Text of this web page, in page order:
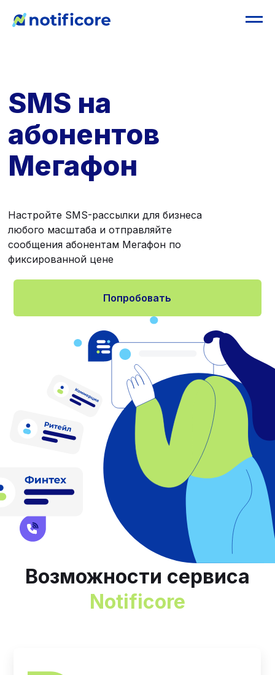
SMS на
абонентов
Мегафон
Настройте SMS-рассылки для бизнеса
любого масштаба и отправляйте
сообщения абонентам Мегафон по
фиксированной цене
Попробовать
Возможности сервиса
Notificore